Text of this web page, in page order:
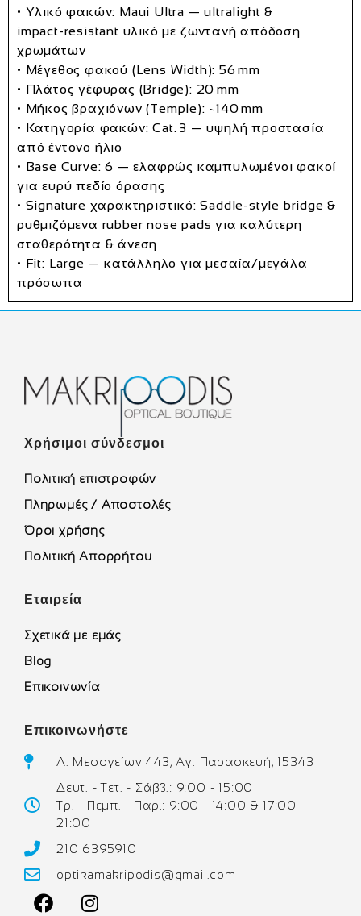
• Υλικό φακών: Maui Ultra — ultralight &
impact‑resistant υλικό με ζωντανή απόδοση
χρωμάτων
• Μέγεθος φακού (Lens Width): 56 mm
• Πλάτος γέφυρας (Bridge): 20 mm
• Μήκος βραχιόνων (Temple): ~140 mm
• Κατηγορία φακών:Cat. 3 — υψηλή προστασία
από έντονο ήλιο
• Base Curve:6 — ελαφρώς καμπυλωμένοι φακοί
για ευρύ πεδίο όρασης
• Signature χαρακτηριστικό:Saddle‑style bridge &
ρυθμιζόμενα rubber nose pads για καλύτερη
σταθερότητα & άνεση
• Fit: Large — κατάλληλο για μεσαία/μεγάλα
πρόσωπα
Χρήσιμοι σύνδεσμοι
Πολιτική επιστροφών
Πληρωμές / Αποστολές
Όροι χρήσης
Πολιτική Απορρήτου
Εταιρεία
Σχετικά με εμάς
Blog
Επικοινωνία
Επικοινωνήστε
Λ. Μεσογείων 443, Αγ. Παρασκευή, 15343
Δευτ. - Τετ. - Σάββ.: 9:00 - 15:00
Τρ. - Πεμπ. - Παρ.: 9:00 - 14:00 & 17:00 -
21:00
210 6395910
optikamakripodis@gmail.com